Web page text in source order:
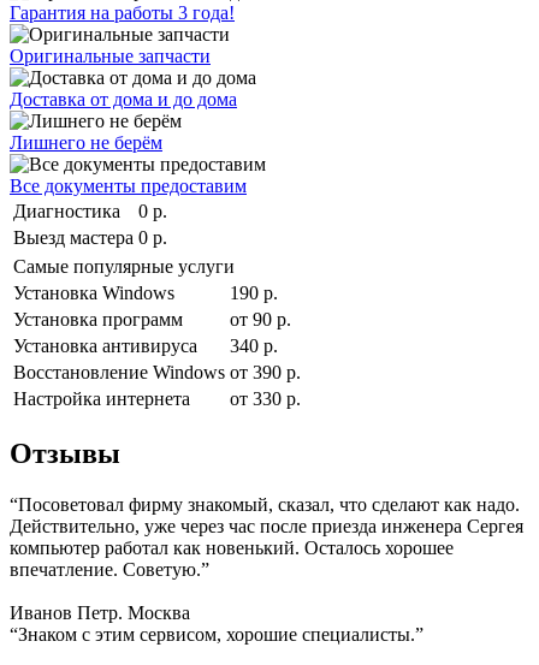
Гарантия на работы 3 года!
Оригинальные запчасти
Доставка от дома и до дома
Лишнего не берём
Все документы предоставим
Диагностика
0 р.
Выезд мастера 0 р.
Самые популярные услуги
Установка Windows
190 р.
Установка программ
от 90 р.
Установка антивируса
340 р.
Восстановление Windows от 390 р.
Настройка интернета
от 330 р.
Отзывы
“Посоветовал фирму знакомый, сказал, что сделают как надо.
Действительно, уже через час после приезда инженера Сергея
компьютер работал как новенький. Осталось хорошее
впечатление. Советую.”
Иванов Петр. Москва
“Знаком с этим сервисом, хорошие специалисты.”